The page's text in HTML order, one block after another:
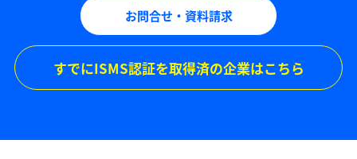
お問合せ・資料請求
すでにISMS認証を取得済の企業はこちら